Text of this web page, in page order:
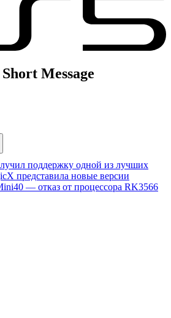
Message
поддержку одной из лучших
представила новые версии
— отказ от процессора RK3566